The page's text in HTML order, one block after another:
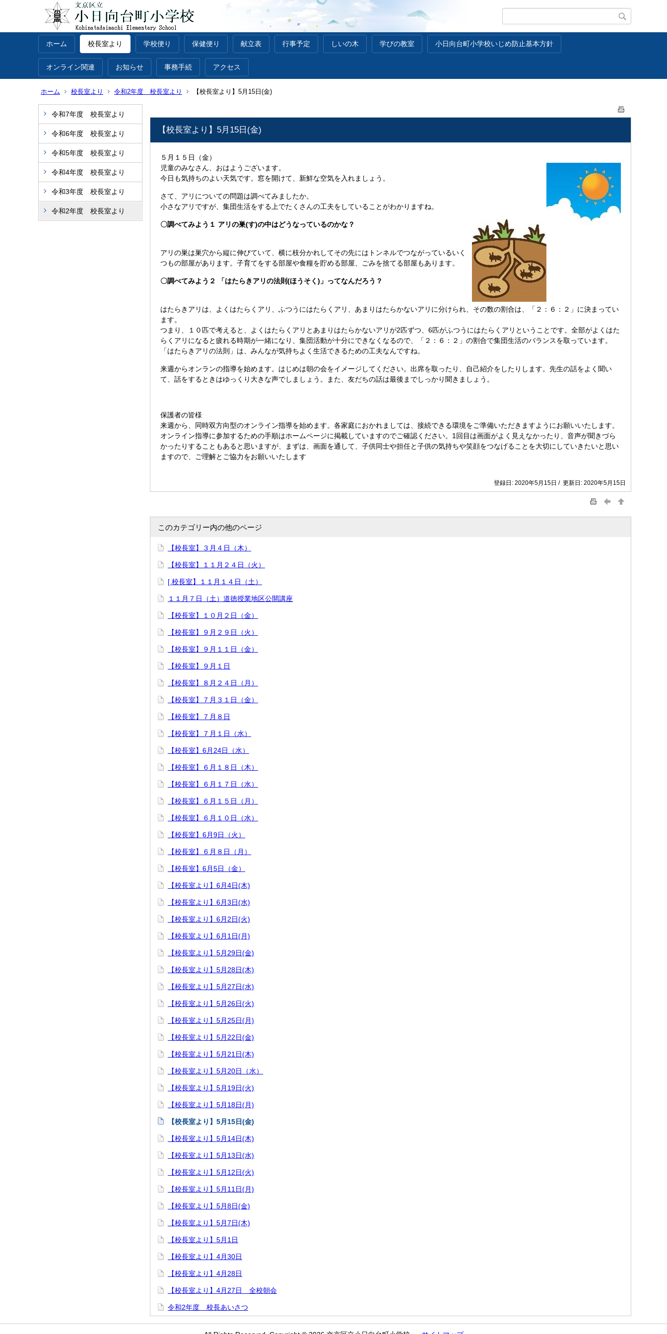
ホーム 校長室より 学校便り 保健便り 献立表 行事予定 しいの木 学びの教室 小日向台町小学校いじめ防止基本方針
オンライン関連 お知らせ 事務手続 アクセス
ホーム 校長室より 令和2年度 校長室より 【校長室より】5月15日(金)
令和7年度 校長室より
令和6年度 校長室より
令和5年度 校長室より
令和4年度 校長室より
令和3年度 校長室より
令和2年度 校長室より
【校長室より】5月15日(金)
５月１５日（金）
児童のみなさん、おはようございます。
今日も気持ちのよい天気です。窓を開けて、新鮮な空気を入れましょう。
さて、アリについての問題は調べてみましたか。
小さなアリですが、集団生活をする上でたくさんの工夫をしていることがわかりますね。
〇調べてみよう１ アリの巣(す)の中はどうなっているのかな？
アリの巣は巣穴から縦に伸びていて、横に枝分かれしてその先にはトンネルでつながっているいく
つもの部屋があります。子育てをする部屋や食糧を貯める部屋、ごみを捨てる部屋もあります。
〇調べてみよう２ 「はたらきアリの法則(ほうそく)」ってなんだろう？
はたらきアリは、よくはたらくアリ、ふつうにはたらくアリ、あまりはたらかないアリに分けられ、その数の割合は、「２：６：２」に決まってい
ます。
つまり、１０匹で考えると、よくはたらくアリとあまりはたらかないアリが2匹ずつ、6匹がふつうにはたらくアリということです。全部がよくはた
らくアリになると疲れる時期が一緒になり、集団活動が十分にできなくなるので、「２：６：２」の割合で集団生活のバランスを取っています。
「はたらきアリの法則」は、みんなが気持ちよく生活できるための工夫なんですね。
来週からオンランの指導を始めます。はじめは朝の会をイメージしてください。出席を取ったり、自己紹介をしたりします。先生の話をよく聞い
て、話をするときはゆっくり大きな声でしましょう。また、友だちの話は最後までしっかり聞きましょう。
保護者の皆様
来週から、同時双方向型のオンライン指導を始めます。各家庭におかれましては、接続できる環境をご準備いただきますようにお願いいたします。
オンライン指導に参加するための手順はホームページに掲載していますのでご確認ください。1回目は画面がよく見えなかったり、音声が聞きづら
かったりすることもあると思いますが、まずは、画面を通して、子供同士や担任と子供の気持ちや笑顔をつなげることを大切にしていきたいと思い
ますので、ご理解とご協力をお願いいたします
登録日: 2020年5月15日 / 更新日: 2020年5月15日
このカテゴリー内の他のページ
【校長室】３月４日（木）
【校長室】１１月２４日（火）
[ 校長室】１１月１４日（土）
１１月７日（土）道徳授業地区公開講座
【校長室】１０月２日（金）
【校長室】９月２９日（火）
【校長室】９月１１日（金）
【校長室】９月１日
【校長室】８月２４日（月）
【校長室】７月３１日（金）
【校長室】７月８日
【校長室】７月１日（水）
【校長室】6月24日（水）
【校長室】６月１８日（木）
【校長室】６月１７日（水）
【校長室】６月１５日（月）
【校長室】６月１０日（水）
【校長室】6月9日（火）
【校長室】６月８日（月）
【校長室】6月5日（金）
【校長室より】6月4日(木)
【校長室より】6月3日(水)
【校長室より】6月2日(火)
【校長室より】6月1日(月)
【校長室より】5月29日(金)
【校長室より】5月28日(木)
【校長室より】5月27日(水)
【校長室より】5月26日(火)
【校長室より】5月25日(月)
【校長室より】5月22日(金)
【校長室より】5月21日(木)
【校長室より】5月20日（水）
【校長室より】5月19日(火)
【校長室より】5月18日(月)
【校長室より】5月15日(金)
【校長室より】5月14日(木)
【校長室より】5月13日(水)
【校長室より】5月12日(火)
【校長室より】5月11日(月)
【校長室より】5月8日(金)
【校長室より】5月7日(木)
【校長室より】5月1日
【校長室より】4月30日
【校長室より】4月28日
【校長室より】4月27日 全校朝会
令和2年度 校長あいさつ